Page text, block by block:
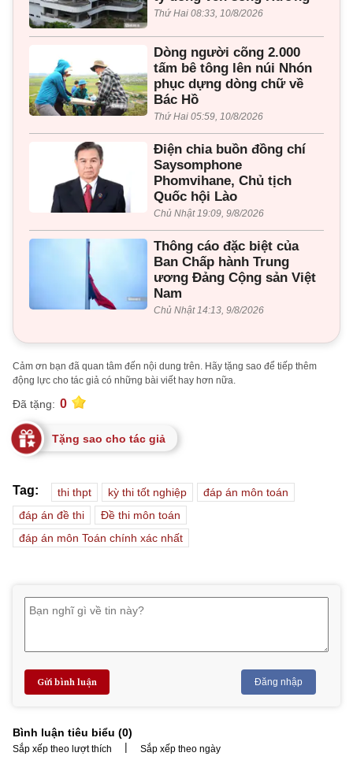
Thứ Hai 08:33, 10/8/2026
Dòng người cõng 2.000
tấm bê tông lên núi Nhón
phục dựng dòng chữ về
Bác Hồ
Thứ Hai 05:59, 10/8/2026
Điện chia buồn đồng chí
Saysomphone
Phomvihane, Chủ tịch
Quốc hội Lào
Chủ Nhật 19:09, 9/8/2026
Thông cáo đặc biệt của
Ban Chấp hành Trung
ương Đảng Cộng sản Việt
Nam
Chủ Nhật 14:13, 9/8/2026
Cảm ơn bạn đã quan tâm đến nội dung trên. Hãy tặng sao để tiếp thêm
động lực cho tác giả có những bài viết hay hơn nữa.
Đã tặng: 0
Tặng sao cho tác giả
Tag: thi thpt kỳ thi tốt nghiệp
đáp án môn toán
đáp án đề thi
Đề thi môn toán
đáp án môn Toán chính xác nhất
Gửi bình luận Đăng nhập
Bình luận tiêu biểu (0)
Sắp xếp theo lượt thích | Sắp xếp theo ngày